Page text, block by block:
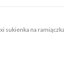
sukienka na